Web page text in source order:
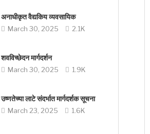
अनाधीकृत वैद्यकिय व्यवसायिक
March 30, 2025 2.1K
शवविच्छेदन मार्गदर्शन
March 30, 2025 1.9K
उष्णतेच्या लाटे संदर्भात मार्गदर्शक सूचना
March 23, 2025 1.6K